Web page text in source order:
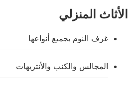
الأثاث المنزلي
غرف النوم بجميع أنواعها
المجالس والكنب والأنتريهات